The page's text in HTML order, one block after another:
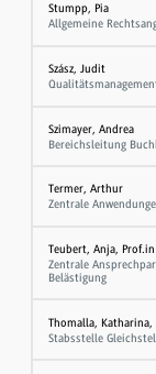
Stumpp, Pia
Allgemeine
Szász, Judit
Szimayer, Andrea
Bereichsleitung
Termer, Arthur
Zentrale
Teubert, Anja,
Zentrale
Belästigung
Thomalla, Katharina,
Stabsstelle